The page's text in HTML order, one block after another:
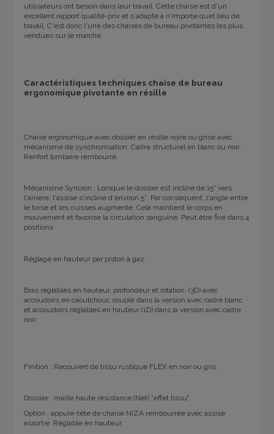
utilisateurs ont besoin dans leur travail. Cette chaise est d'un
excellent rapport qualité-prix et s'adapte à n'importe quel lieu de
travail. C'est donc l'une des chaises de bureau pivotantes les plus
vendues sur le marché.
Caractéristiques techniques chaise de bureau
ergonomique pivotante en résille
Chaise ergonomique avec dossier en résille noire ou grise avec
mécanisme de synchronisation. Cadre structurel en blanc ou noir.
Renfort lombaire rembourré.
Mécanisme Syncron : Lorsque le dossier est incliné de 15° vers
l'arrière, l'assise s'incline d'environ 5°. Par conséquent, l'angle entre
le torse et les cuisses augmente. Cela maintient le corps en
mouvement et favorise la circulation sanguine. Peut être fixé dans 4
positions
Réglage en hauteur par piston à gaz.
Bras réglables en hauteur, profondeur et rotation. (3D) avec
accoudoirs en caoutchouc souple dans la version avec cadre blanc
et accoudoirs réglables en hauteur (1D) dans la version avec cadre
noir.
Finition : Recouvert de tissu rustique FLEX en noir ou gris.
Dossier : maille haute résistance (Net) "effet tissu".
Option : appuie-tête de chaise NIZA rembourrée avec assise
assortie. Réglable en hauteur